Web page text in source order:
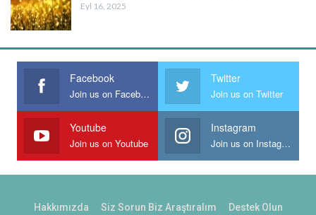
Eyl 16, 2025
Facebook
Join us on Facebook
Twitter
Join us on Twitter
Youtube
Join us on Youtube
Instagram
Join us on Instagram
Hakkımızda Siz Sorun Biz Araştıralım Destek Olun